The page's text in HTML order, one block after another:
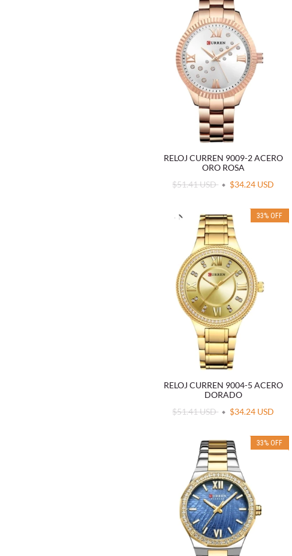
RELOJ CURREN 9009-2 ACERO
ORO ROSA
$51.41 USD
$34.24 USD
33% OFF
RELOJ CURREN 9004-5 ACERO
DORADO
$51.41 USD
$34.24 USD
33% OFF